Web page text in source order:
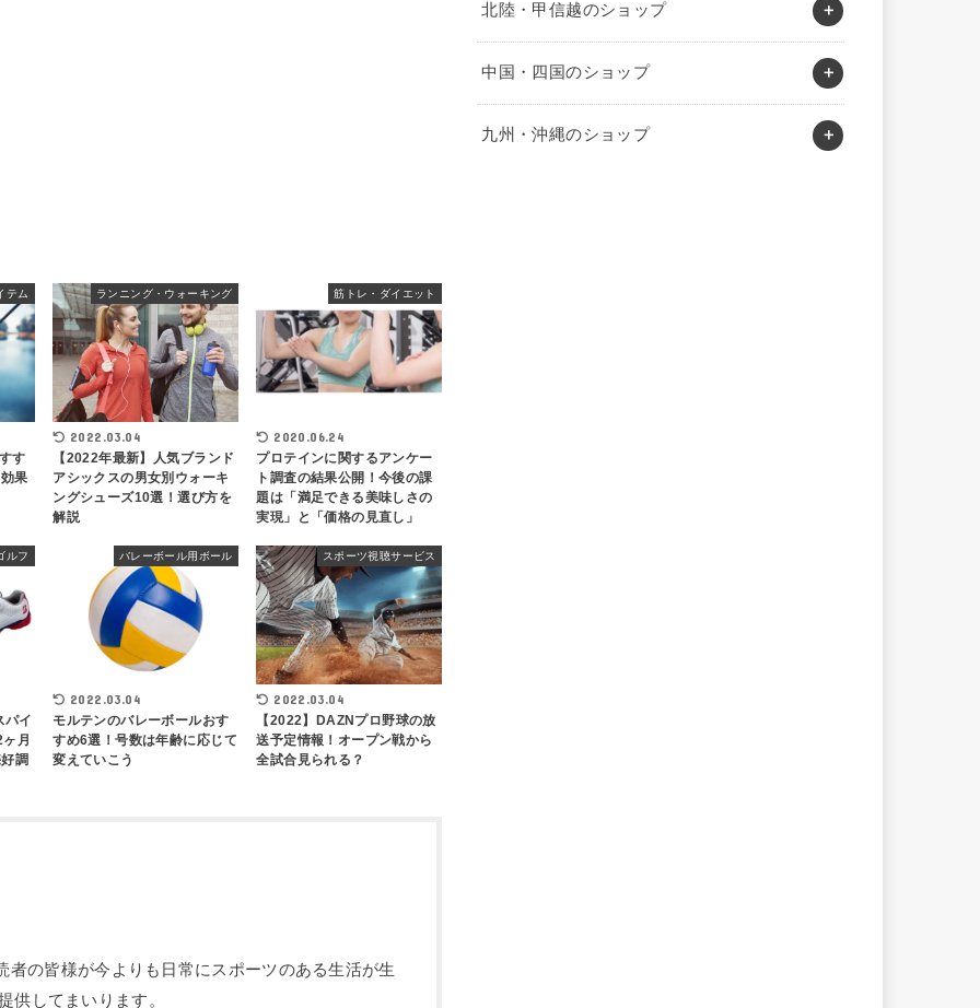
テム
す
果
ランニング・ウォーキング
2022.03.04
【2022年最新】人気ブランド
アシックスの男女別ウォーキ
ングシューズ10選！選び方を
解説
筋トレ・ダイエット
2020.06.24
プロテインに関するアンケー
ト調査の結果公開！今後の課
題は「満足できる美味しさの
実現」と「価格の見直し」
ルフ
パイ
月
調
バレーボール用ボール
2022.03.04
モルテンのバレーボールおす
すめ6選！号数は年齢に応じて
変えていこう
スポーツ視聴サービス
2022.03.04
【2022】DAZNプロ野球の放
送予定情報！オープン戦から
全試合見られる？
者の皆様が今よりも日常にスポーツのある生活が生
供してまいります。
北陸・甲信越のショップ
中国・四国のショップ
九州・沖縄のショップ